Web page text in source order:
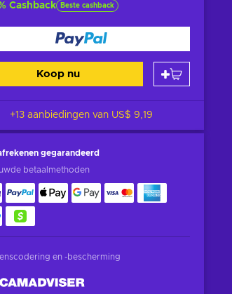
Cashback Beste cashback
Koop nu
+13 aanbiedingen van US$ 9,19
gegarandeerd
betaalmethoden
en -bescherming